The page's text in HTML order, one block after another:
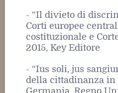
- “Il divieto di
Corti europee
costituzionale e
2015, Key Editore
- “Ius soli, jus
della cittadinanza in